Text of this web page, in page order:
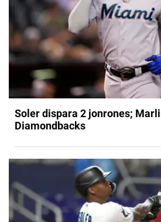
Soler dispara 2 jonrones;
Diamondbacks